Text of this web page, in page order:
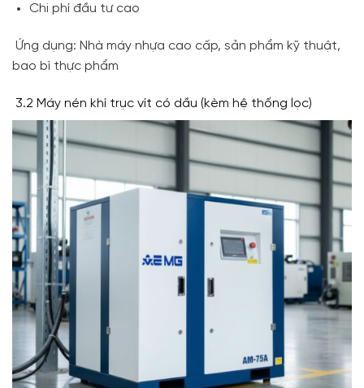
Chi phí đầu tư cao
Ứng dụng: Nhà máy nhựa cao cấp, sản phẩm kỹ thuật,
bao bì thực phẩm
3.2 Máy nén khí trục vít có dầu (kèm hệ thống lọc)